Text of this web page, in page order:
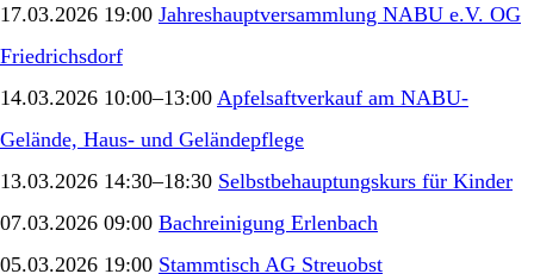
17.03.2026 19:00 Jahreshauptversammlung NABU e.V. OG
Friedrichsdorf
14.03.2026 10:00–13:00 Apfelsaftverkauf am NABU-
Gelände, Haus- und Geländepflege
13.03.2026 14:30–18:30 Selbstbehauptungskurs für Kinder
07.03.2026 09:00 Bachreinigung Erlenbach
05.03.2026 19:00 Stammtisch AG Streuobst